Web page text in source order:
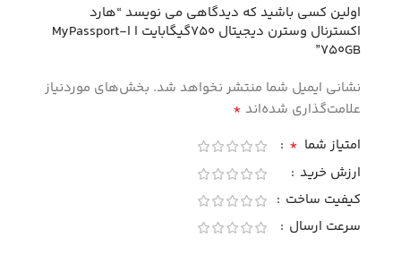
اولین کسی باشید که دیدگاهی می نویسد “هارد
اکسترنال وسترن دیجیتال 750گیگابایت ا اMyPassport-
750GB”
نشانی ایمیل شما منتشر نخواهد شد. بخش‌های موردنیاز
علامت‌گذاری شده‌اند *
امتیاز شما *
ارزش خرید
کیفیت ساخت
سرعت ارسال